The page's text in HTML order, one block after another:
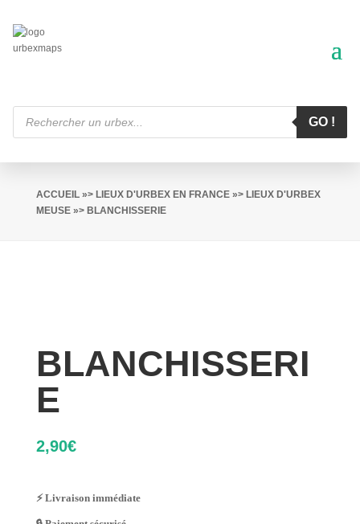
Recherche
produits
GO !
ACCUEIL»> LIEUX D'URBEX EN FRANCE»> LIEUX D'URBEX
MEUSE»> BLANCHISSERIE
BLANCHISSERI
E
2,90€
⚡ Livraison immédiate